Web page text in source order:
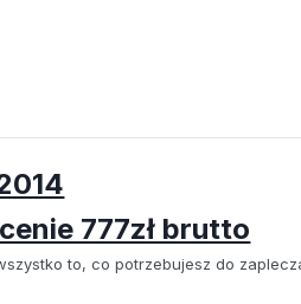
777zł brutto
to, co potrzebujesz do